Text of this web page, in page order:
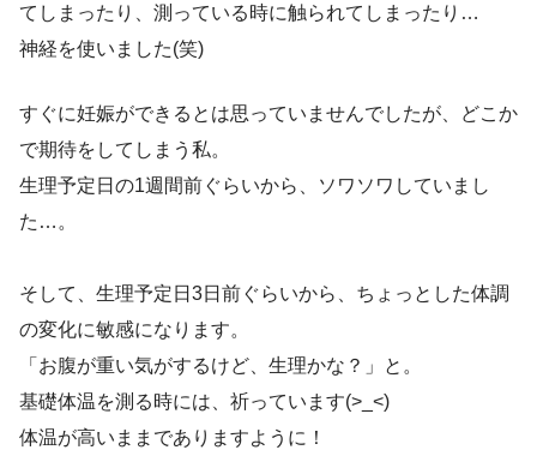
てしまったり、測っている時に触られてしまったり…
神経を使いました(笑)
すぐに妊娠ができるとは思っていませんでしたが、どこか
で期待をしてしまう私。
生理予定日の1週間前ぐらいから、ソワソワしていまし
た…。
そして、生理予定日3日前ぐらいから、ちょっとした体調
の変化に敏感になります。
「お腹が重い気がするけど、生理かな？」と。
基礎体温を測る時には、祈っています(>_<)
体温が高いままでありますように！